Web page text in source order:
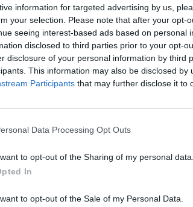
information for targeted advertising by us,
your selection. Please note that after your opt-
seeing interest-based ads based on personal
disclosed to third parties prior to your opt-
disclosure of your personal information by third
This information may also be disclosed by
Participants that may further disclose it to
Data Processing Opt Outs
to opt-out of the Sharing of my personal data.
In
to opt-out of the Sale of my Personal Data.